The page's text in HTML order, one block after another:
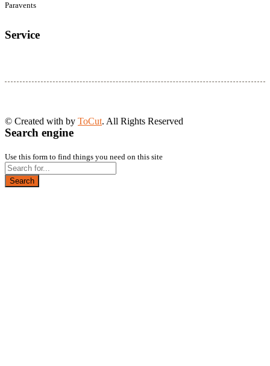
Paravents
Service
© Created with by ToCut. All Rights Reserved
Search engine
Use this form to find things you need on this site
Search